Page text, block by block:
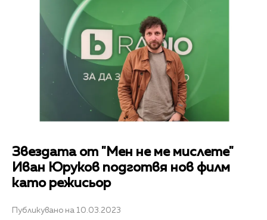
Звездата от "Мен не ме мислете"
Иван Юруков подготвя нов филм
като режисьор
Публикувано на 10.03.2023